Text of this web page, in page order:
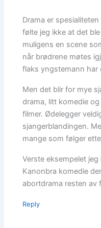
Drama er
følte jeg ikke at det
muligens en scene
når brødrene møtes
flaks yngstemann har
Men det blir for mye
drama, litt komedie
filmer. Ødelegger
sjangerblandingen.
mange som følger
Verste eksempelet
Kanonbra komedie
abortdrama resten av
Reply